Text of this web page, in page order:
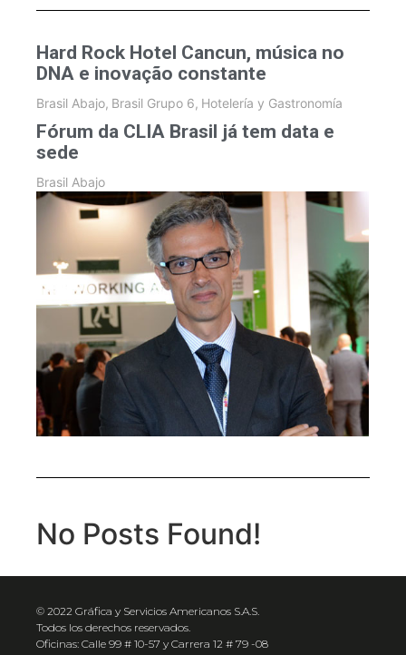
Hard Rock Hotel Cancun, música no
DNA e inovação constante
Brasil Abajo, Brasil Grupo 6, Hotelería y Gastronomía
Fórum da CLIA Brasil já tem data e
sede
Brasil Abajo
No Posts Found!
© 2022 Gráfica y Servicios Americanos S.A.S.
Todos los derechos reservados.
Oficinas: Calle 99 # 10-57 y Carrera 12 # 79 -08